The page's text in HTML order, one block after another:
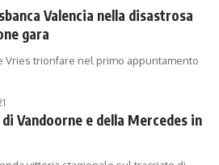
Valencia nella disastrosa
gara
Vries trionfare nel primo appuntamento
Vandoorne e della Mercedes in